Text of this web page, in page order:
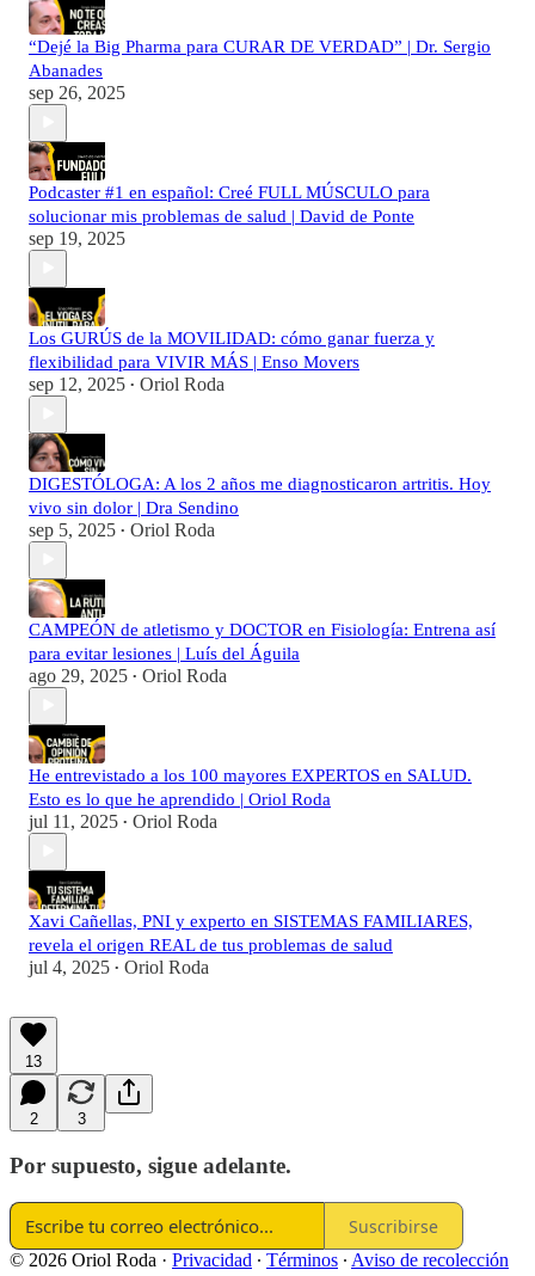
“Dejé la Big Pharma para CURAR DE VERDAD” | Dr. Sergio
Abanades
sep 26, 2025
Podcaster #1 en español: Creé FULL MÚSCULO para
solucionar mis problemas de salud | David de Ponte
sep 19, 2025
Los GURÚS de la MOVILIDAD: cómo ganar fuerza y
flexibilidad para VIVIR MÁS | Enso Movers
sep 12, 2025 • Oriol Roda
DIGESTÓLOGA: A los 2 años me diagnosticaron artritis. Hoy
vivo sin dolor | Dra Sendino
sep 5, 2025 • Oriol Roda
CAMPEÓN de atletismo y DOCTOR en Fisiología: Entrena así
para evitar lesiones | Luís del Águila
ago 29, 2025 • Oriol Roda
He entrevistado a los 100 mayores EXPERTOS en SALUD.
Esto es lo que he aprendido | Oriol Roda
jul 11, 2025 • Oriol Roda
Xavi Cañellas, PNI y experto en SISTEMAS FAMILIARES,
revela el origen REAL de tus problemas de salud
jul 4, 2025 • Oriol Roda
13
2 3
Por supuesto, sigue adelante.
Suscribirse
© 2026 Oriol Roda · Privacidad ∙ Términos ∙ Aviso de recolección